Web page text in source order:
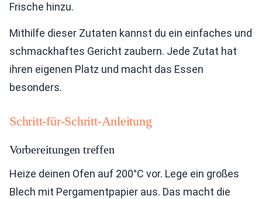
Frische hinzu.
Mithilfe dieser Zutaten kannst du ein einfaches und
schmackhaftes Gericht zaubern. Jede Zutat hat
ihren eigenen Platz und macht das Essen
besonders.
Schritt-für-Schritt-Anleitung
Vorbereitungen treffen
Heize deinen Ofen auf 200°C vor. Lege ein großes
Blech mit Pergamentpapier aus. Das macht die